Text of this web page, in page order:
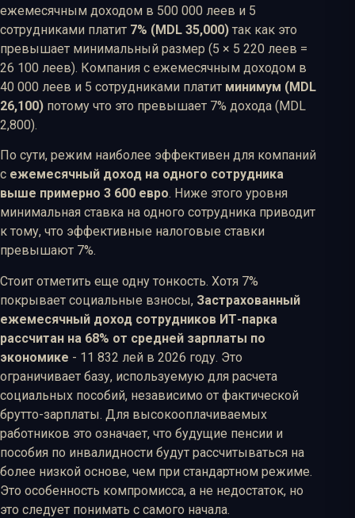
ежемесячным доходом в 500 000 леев и 5
сотрудниками платит 7% (MDL 35,000) так как это
превышает минимальный размер (5 × 5 220 леев =
26 100 леев). Компания с ежемесячным доходом в
40 000 леев и 5 сотрудниками платит минимум (MDL
26,100) потому что это превышает 7% дохода (MDL
2,800).
По сути, режим наиболее эффективен для компаний
с ежемесячный доход на одного сотрудника
выше примерно 3 600 евро. Ниже этого уровня
минимальная ставка на одного сотрудника приводит
к тому, что эффективные налоговые ставки
превышают 7%.
Стоит отметить еще одну тонкость. Хотя 7%
покрывает социальные взносы, Застрахованный
ежемесячный доход сотрудников ИТ-парка
рассчитан на 68% от средней зарплаты по
экономике - 11 832 лей в 2026 году. Это
ограничивает базу, используемую для расчета
социальных пособий, независимо от фактической
брутто-зарплаты. Для высокооплачиваемых
работников это означает, что будущие пенсии и
пособия по инвалидности будут рассчитываться на
более низкой основе, чем при стандартном режиме.
Это особенность компромисса, а не недостаток, но
это следует понимать с самого начала.